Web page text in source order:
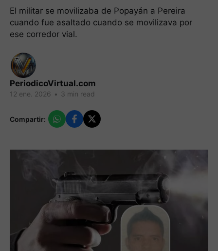
El militar se movilizaba de Popayán a Pereira
cuando fue asaltado cuando se movilizava por
ese corredor vial.
PeriodicoVirtual.com
12 ene. 2026 • 3 min read
Compartir: